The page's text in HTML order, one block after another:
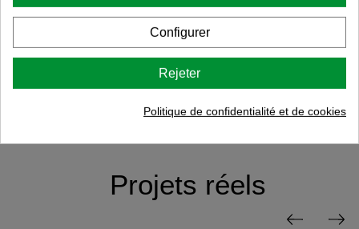
Projets réels
Configurer
Rejeter
Politique de confidentialité et de cookies